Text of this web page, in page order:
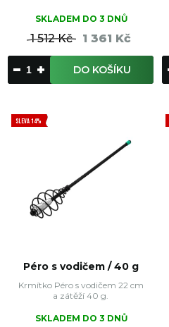
SKLADEM DO 3 DNŮ
1 512 Kč 1 361 Kč
DO KOŠÍKU
SLEVA 14%
Péro s vodičem / 40 g
Krmítko Péro s vodičem 22 cm
a zátěží 40 g.
SKLADEM DO 3 DNŮ